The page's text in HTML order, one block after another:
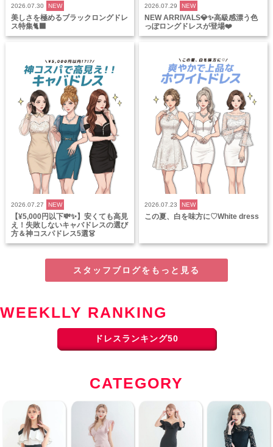
2026.07.30 NEW
美しさを極めるブラックロングドレ
ス特集🐈‍⬛
2026.07.29 NEW
NEW ARRIVALS💎✨高級感漂う色
っぽロングドレスが登場❤️
2026.07.27 NEW
【¥5,000円以下💸✨】安くても高見
え！失敗しないキャバドレスの選び
方＆神コスパドレス5選👗
2026.07.23 NEW
この夏、白を味方に♡White dress
スタッフブログをもっと見る
WEEKLLY RANKING
ドレスランキング50
CATEGORY